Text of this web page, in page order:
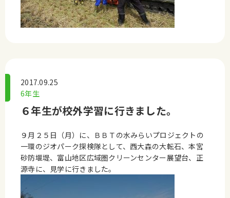
2017.09.25
6年生
６年生が校外学習に行きました。
９月２５日（月）に、ＢＢＴの水みらいプロジェクトの
一環のジオパーク探検隊として、西大森の大転石、本宮
砂防堰堤、富山地区広域圏クリーンセンター展望台、正
源寺に、見学に行きました。